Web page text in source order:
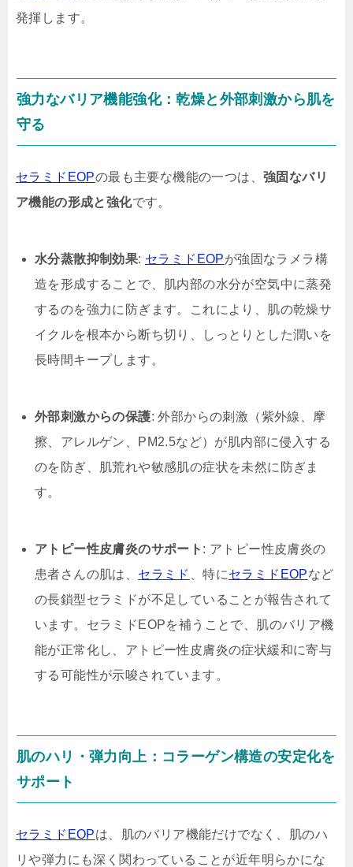
発揮します。
強力なバリア機能強化：乾燥と外部刺激から肌を
守る
セラミドEOPの最も主要な機能の一つは、強固なバリ
ア機能の形成と強化です。
水分蒸散抑制効果: セラミドEOPが強固なラメラ構
造を形成することで、肌内部の水分が空気中に蒸発
するのを強力に防ぎます。これにより、肌の乾燥サ
イクルを根本から断ち切り、しっとりとした潤いを
長時間キープします。
外部刺激からの保護: 外部からの刺激（紫外線、摩
擦、アレルゲン、PM2.5など）が肌内部に侵入する
のを防ぎ、肌荒れや敏感肌の症状を未然に防ぎま
す。
アトピー性皮膚炎のサポート : アトピー性皮膚炎の
患者さんの肌は、 セラミド 、特にセラミドEOPなど
の長鎖型セラミドが不足していることが報告されて
います。セラミドEOPを補うことで、肌のバリア機
能が正常化し、アトピー性皮膚炎の症状緩和に寄与
する可能性が示唆されています。
肌のハリ・弾力向上：コラーゲン構造の安定化を
サポート
セラミドEOPは、肌のバリア機能だけでなく、肌のハ
リや弾力にも深く関わっていることが近年明らかにな